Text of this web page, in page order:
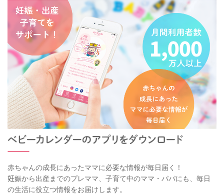
赤ちゃんの成長にあったママに必要な情報が毎日届く！
妊娠から出産までのプレママ、子育て中のママ・パパにも、毎日
の生活に役立つ情報をお届けします。